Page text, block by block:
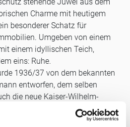
Charme mit heutigem
besonderer Schatz für
Umgeben von einem
einem idyllischen Teich,
eins: Ruhe.
1936/37 von dem bekannten
entworfen, dem selben
die neue Kaiser-Wilhelm-
Eingangshalle des „Langen
entwarf. Aber auch als